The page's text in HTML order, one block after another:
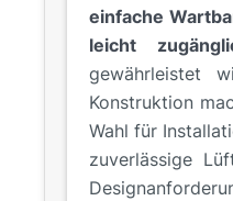
einfache
leicht
gewährleistet
Konstruktion
Wahl für
zuverlässige